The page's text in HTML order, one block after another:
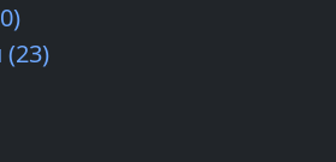
(23)